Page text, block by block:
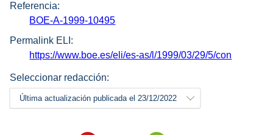
Referencia:
BOE-A-1999-10495
Permalink ELI:
https://www.boe.es/eli/es-as/l/1999/03/29/5/con
Seleccionar redacción:
Última actualización publicada el 23/12/2022